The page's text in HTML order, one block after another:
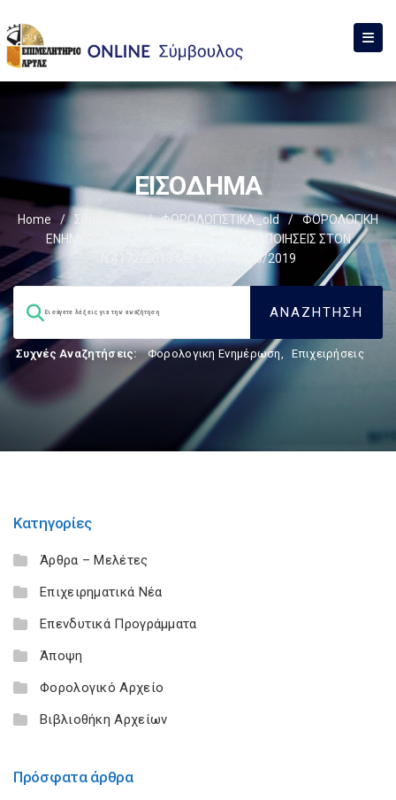
ΕΙΣΟΔΗΜΑ
Home / Σύμβουλος / ΦΟΡΟΛΟΓΙΣΤΙΚΑ_old /
ΦΟΡΟΛΟΓΙΚΗ
ΕΝΗΜΕΡΩΣΗ
ΠΡΟΣΘΗΚΕΣ – ΤΡΟΠΟΠΟΙΗΣΕΙΣ ΣΤΟΝ
Ν.4172/2013 ΜΕ ΤΟΝ Ν.4646/2019
Συχνές Αναζητήσεις: Φορολογικη Ενημέρωση, Επιχειρήσεις
Κατηγορίες
Άρθρα – Μελέτες
Επιχειρηματικά Νέα
Επενδυτικά Προγράμματα
Άποψη
Φορολογικό Αρχείο
Βιβλιοθήκη Αρχείων
Πρόσφατα άρθρα